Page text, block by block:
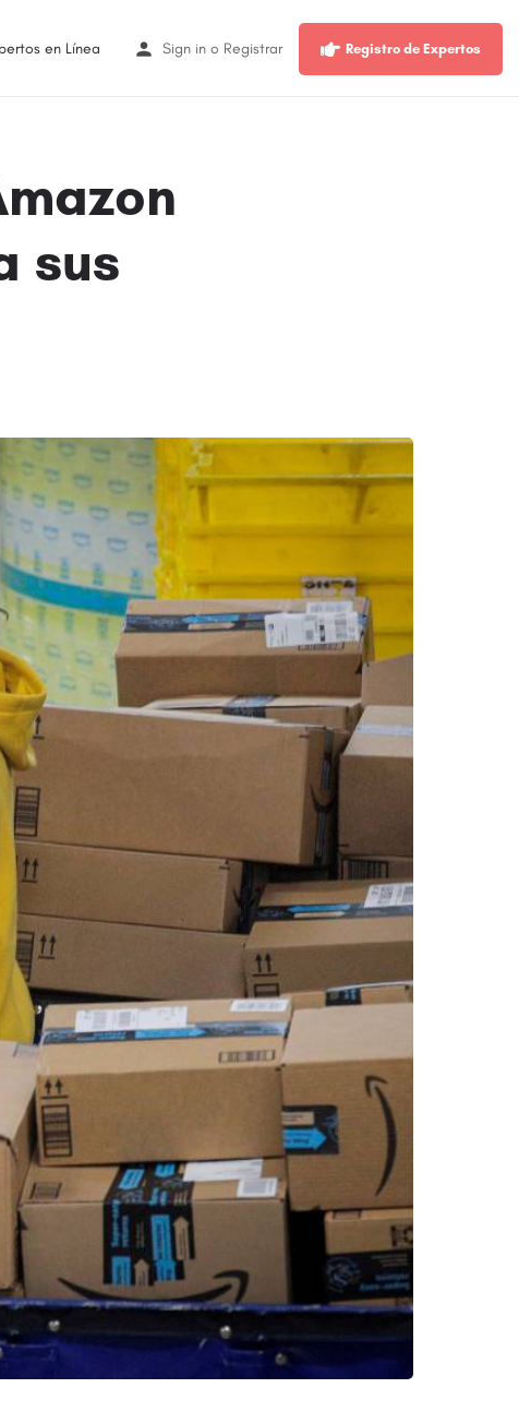
en Línea Sign in o Registrar Registro de Expertos
sus